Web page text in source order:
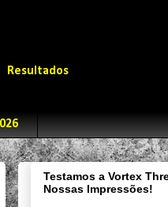
Resultados
Testamos a Vortex
Nossas Impressões!